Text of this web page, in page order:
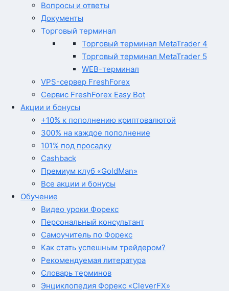
Вопросы и ответы
Документы
Торговый терминал
Торговый терминал MetaTrader 4
Торговый терминал MetaTrader 5
WEB-терминал
VPS-сервер FreshForex
Сервис FreshForex Easy Bot
Акции и бонусы
+10% к пополнению криптовалютой
300% на каждое пополнение
101% под просадку
Cashback
Премиум клуб «GoldMan»
Все акции и бонусы
Обучение
Видео уроки Форекс
Персональный консультант
Самоучитель по Форекс
Как стать успешным трейдером?
Рекомендуемая литература
Словарь терминов
Энциклопедия Форекс «CleverFX»